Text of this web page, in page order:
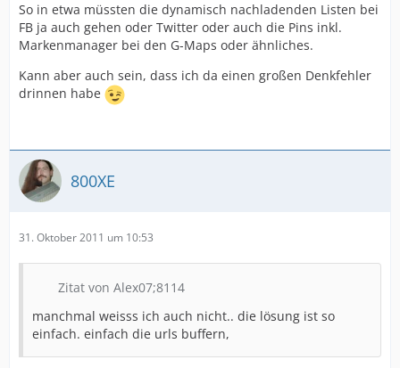
So in etwa müssten die dynamisch nachladenden Listen bei
FB ja auch gehen oder Twitter oder auch die Pins inkl.
Markenmanager bei den G-Maps oder ähnliches.
Kann aber auch sein, dass ich da einen großen Denkfehler
drinnen habe
800XE
31. Oktober 2011 um 10:53
Zitat von Alex07;8114
manchmal weisss ich auch nicht.. die lösung ist so
einfach. einfach die urls buffern,